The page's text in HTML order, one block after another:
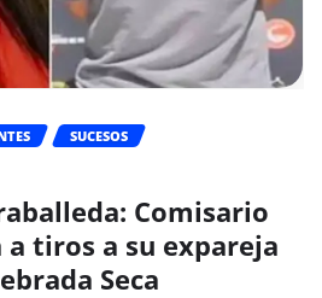
SUCESOS
Comisario
tiros a su expareja
Seca